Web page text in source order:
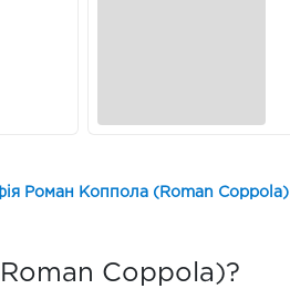
Роман Коппола (Roman Coppola)
Coppola)?